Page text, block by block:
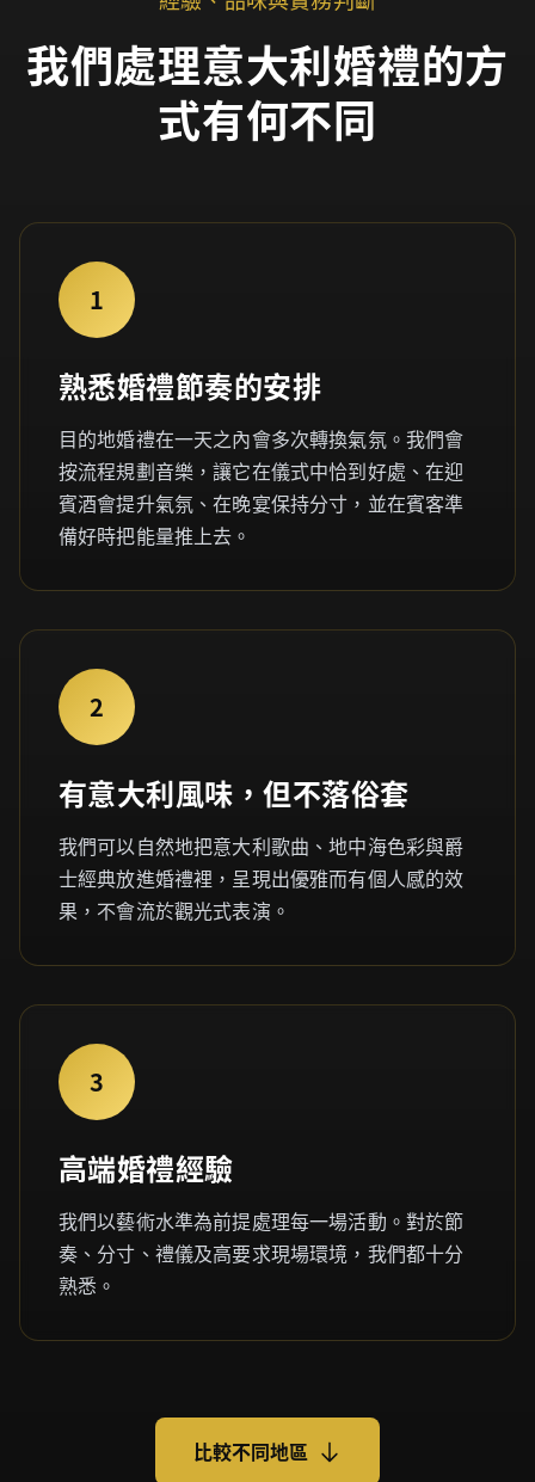
我們處理意大利婚禮的方
式有何不同
1
熟悉婚禮節奏的安排
目的地婚禮在一天之內會多次轉換氣氛。我們會
按流程規劃音樂，讓它在儀式中恰到好處、在迎
賓酒會提升氣氛、在晚宴保持分寸，並在賓客準
備好時把能量推上去。
2
有意大利風味，但不落俗套
我們可以自然地把意大利歌曲、地中海色彩與爵
士經典放進婚禮裡，呈現出優雅而有個人感的效
果，不會流於觀光式表演。
3
高端婚禮經驗
我們以藝術水準為前提處理每一場活動。對於節
奏、分寸、禮儀及高要求現場環境，我們都十分
熟悉。
比較不同地區